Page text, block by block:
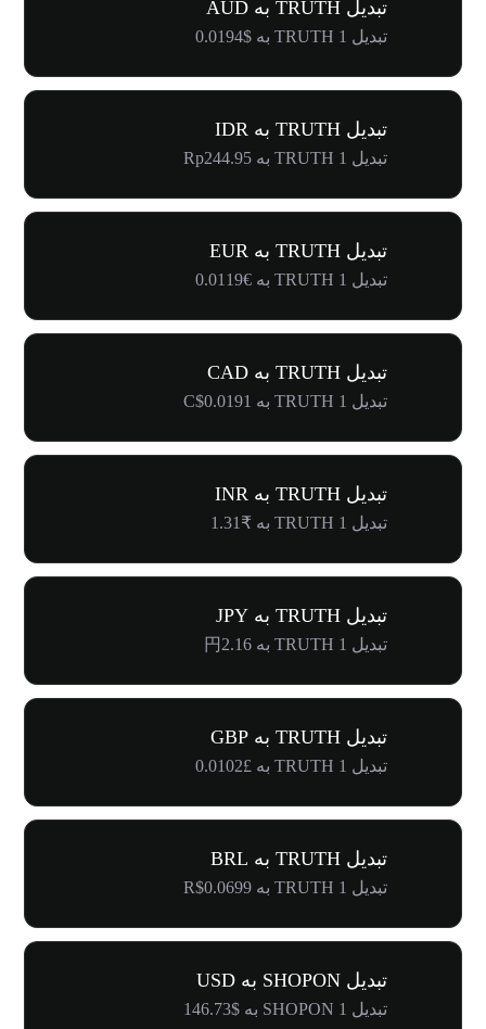
تبدیل TRUTH به AUD
تبدیل 1 TRUTH به $0.0194
تبدیل TRUTH به IDR
تبدیل 1 TRUTH به Rp244.95
تبدیل TRUTH به EUR
تبدیل 1 TRUTH به €0.0119
تبدیل TRUTH به CAD
تبدیل 1 TRUTH به C$0.0191
تبدیل TRUTH به INR
تبدیل 1 TRUTH به ₹1.31
تبدیل TRUTH به JPY
تبدیل 1 TRUTH به 円2.16
تبدیل TRUTH به GBP
تبدیل 1 TRUTH به £0.0102
تبدیل TRUTH به BRL
تبدیل 1 TRUTH به R$0.0699
تبدیل SHOPON به USD
تبدیل 1 SHOPON به $146.73